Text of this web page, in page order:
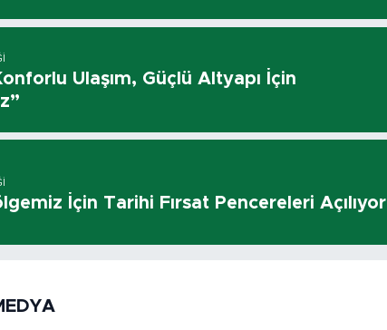
Ulaşım, Güçlü Altyapı İçin
İçin Tarihi Fırsat Pencereleri Açılıyor